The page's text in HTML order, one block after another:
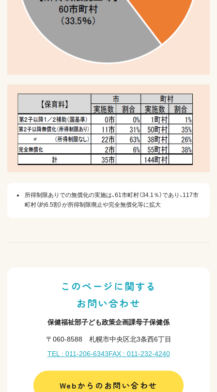
所得制限ありでの無償化の実施は、61市町村（34.1％）であり、117市
町村（約6.5割）が所得制限廃止や完全無償化等に拡大
このページに関する
お問い合わせ
保健福祉部子ども政策企画課母子保健係
〒060-8588 札幌市中央区北3条西6丁目
TEL : 011-206-6343FAX : 011-232-4240
Webからのお問い合わせ